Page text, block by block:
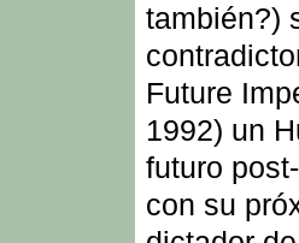
también?)
Future
1992) un
futuro
con su